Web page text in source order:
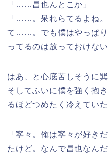
「……昌也んとこか」
「……。呆れらてるよね
て……。でも僕はやっぱり
ってるのは放っておけない
はあ、と心底苦しそうに巽
そしてふいに僕を強く抱
るほどつめたく冷えていた
「寧々。俺は寧々が好き
たけど。なんで昌也なん